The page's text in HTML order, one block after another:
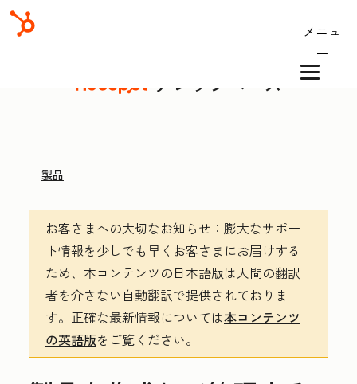
メニュ
ー
ナレッジベース
製品
お客さまへの大切なお知らせ ：膨大なサポー
ト情報を少しでも早くお客さまにお届けする
ため、本コンテンツの日本語版は人間の翻訳
者を介さない自動翻訳で提供されておりま
す。 正確な最新情報については本コンテンツ
の英語版をご覧ください。